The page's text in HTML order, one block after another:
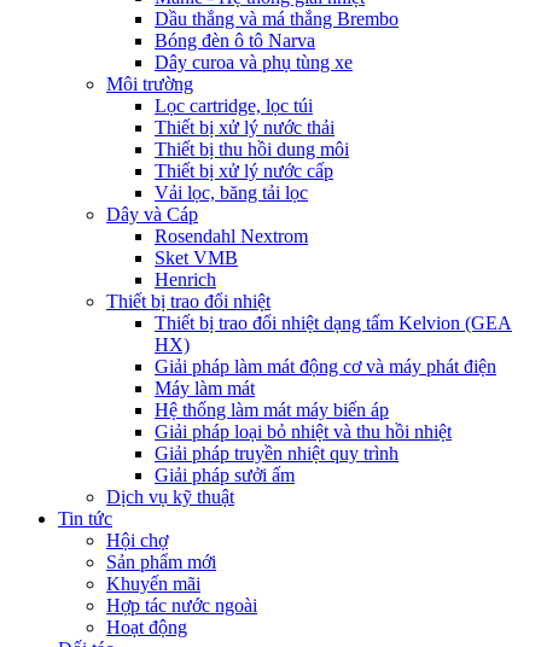
Dầu thắng và má thắng Brembo
Bóng đèn ô tô Narva
Dây curoa và phụ tùng xe
Môi trường
Lọc cartridge, lọc túi
Thiết bị xử lý nước thải
Thiết bị thu hồi dung môi
Thiết bị xử lý nước cấp
Vải lọc, băng tải lọc
Dây và Cáp
Rosendahl Nextrom
Sket VMB
Henrich
Thiết bị trao đổi nhiệt
Thiết bị trao đổi nhiệt dạng tấm Kelvion (GEA
HX)
Giải pháp làm mát động cơ và máy phát điện
Máy làm mát
Hệ thống làm mát máy biến áp
Giải pháp loại bỏ nhiệt và thu hồi nhiệt
Giải pháp truyền nhiệt quy trình
Giải pháp sưởi ấm
Dịch vụ kỹ thuật
Tin tức
Hội chợ
Sản phẩm mới
Khuyến mãi
Hợp tác nước ngoài
Hoạt động